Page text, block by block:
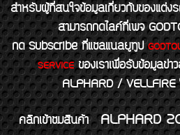
สำหรับผู้ที่สนใจข้อมูลเกี่ยวกับของแต่ง
สามารถกดไลค์ที่เพจ
กด Subscribe ที่แชลแนลยูทูป
SERVICEของเราเพื่อรับข้อมูลข่า
ALPHARD / VELLFIRE
คลิกเข้าชมสินค้า ALPHARD